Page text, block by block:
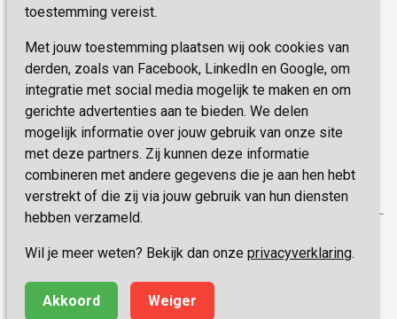
toestemming vereist.
Met jouw toestemming plaatsen wij ook cookies van
derden, zoals van Facebook, LinkedIn en Google, om
integratie met social media mogelijk te maken en om
gerichte advertenties aan te bieden. We delen
mogelijk informatie over jouw gebruik van onze site
met deze partners. Zij kunnen deze informatie
combineren met andere gegevens die je aan hen hebt
verstrekt of die zij via jouw gebruik van hun diensten
hebben verzameld.
Wil je meer weten? Bekijk dan onze privacyverklaring.
Akkoord Weiger
Blijf op de hoogte van de laatste activiteiten en
nieuwtjes met onze nieuwsbrief
INSCHRIJVEN
Disclaimer
Algemene voorwaarden